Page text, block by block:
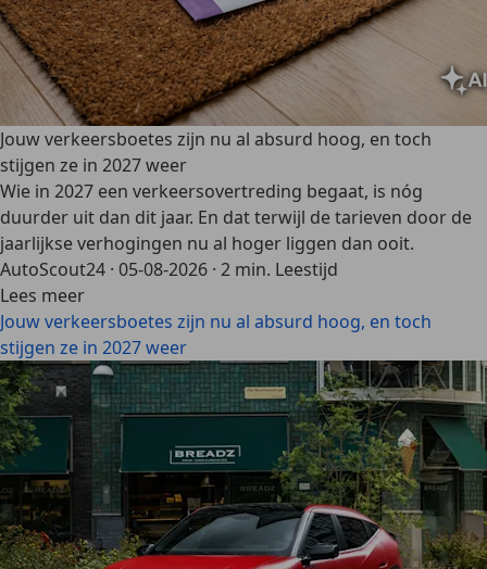
Jouw verkeersboetes zijn nu al absurd hoog, en toch
stijgen ze in 2027 weer
Wie in 2027 een verkeersovertreding begaat, is nóg
duurder uit dan dit jaar. En dat terwijl de tarieven door de
jaarlijkse verhogingen nu al hoger liggen dan ooit.
AutoScout24 · 05-08-2026 · 2 min. Leestijd
Lees meer
Jouw verkeersboetes zijn nu al absurd hoog, en toch
stijgen ze in 2027 weer